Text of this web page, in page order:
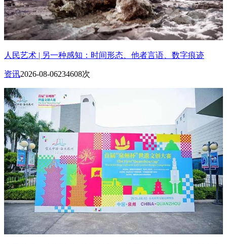
人民艺术 | 另一种感知：时间形态、他者言语、数字痕迹
资讯2026-08-06234608次